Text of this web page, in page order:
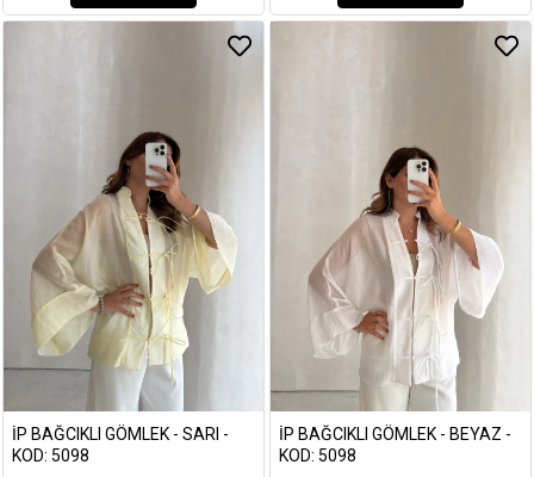
İP BAĞCIKLI GÖMLEK - SARI -
KOD: 5098
İP BAĞCIKLI GÖMLEK - BEYAZ -
KOD: 5098